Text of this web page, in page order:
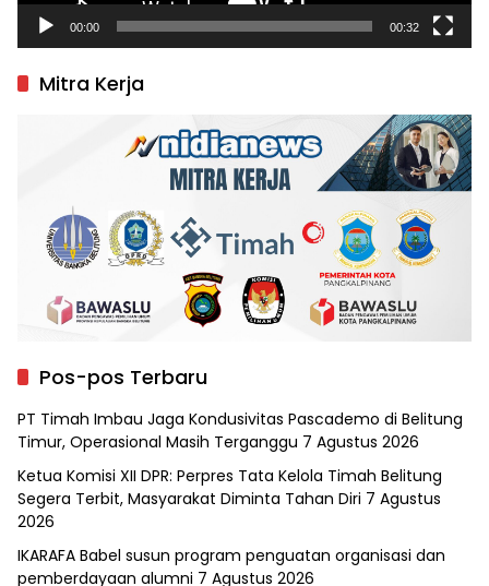
00:00 00:32
Mitra Kerja
Pos-pos Terbaru
PT Timah Imbau Jaga Kondusivitas Pascademo di Belitung
Timur, Operasional Masih Terganggu 7 Agustus 2026
Ketua Komisi XII DPR: Perpres Tata Kelola Timah Belitung
Segera Terbit, Masyarakat Diminta Tahan Diri 7 Agustus
2026
IKARAFA Babel susun program penguatan organisasi dan
pemberdayaan alumni 7 Agustus 2026